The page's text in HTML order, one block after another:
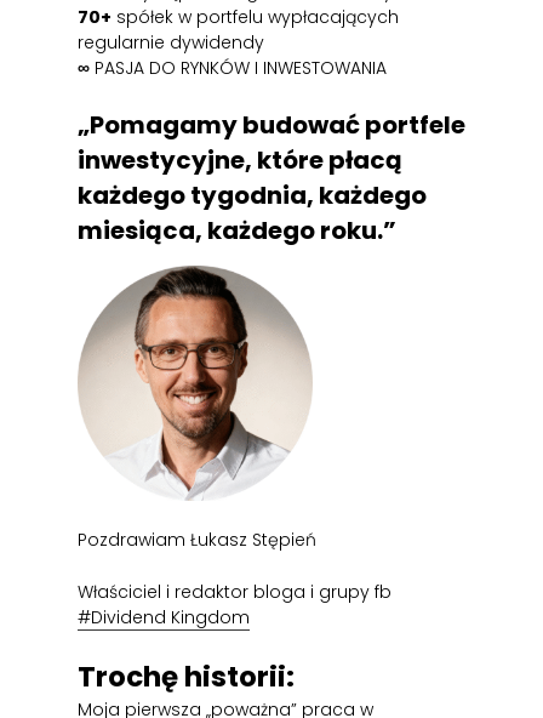
70+ spółek w portfelu wypłacających
regularnie dywidendy
∞ PASJA DO RYNKÓW I INWESTOWANIA
„Pomagamy budować portfele
inwestycyjne, które płacą
każdego tygodnia, każdego
miesiąca, każdego roku.”
Pozdrawiam Łukasz Stępień
Właściciel i redaktor bloga i grupy fb
#Dividend Kingdom
Trochę historii:
Moja pierwsza „poważna” praca w